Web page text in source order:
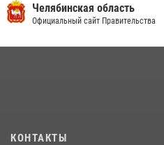
23 июля 2026, 09:28 2
Челябинская область
Официальный сайт Правительства
КОНТАКТЫ